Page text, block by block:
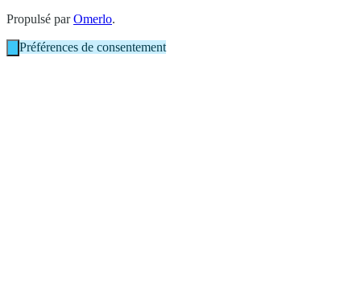
Propulsé parOmerlo.
Préférences de consentement